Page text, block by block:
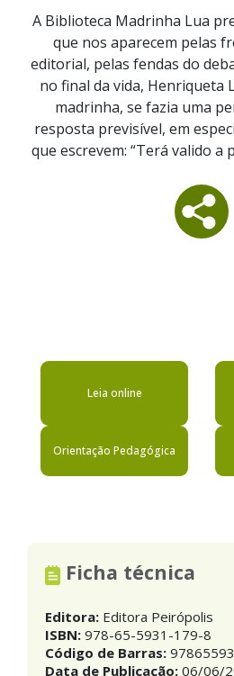
A Biblioteca Madrinha Lua
que nos aparecem pelas
editorial, pelas fendas do
no final da vida, Henriqueta
madrinha, se fazia uma
resposta previsível, em
que escrevem: “Terá valido a
Leia online
Orientação Pedagógica
Ficha técnica
Editora: Editora Peirópolis
ISBN: 978-65-5931-179-8
Código de Barras:
Data de Publicação: 06/06/